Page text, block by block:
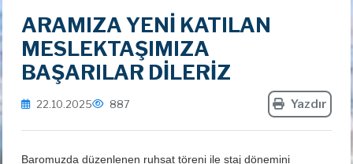
ARAMIZA YENİ KATILAN
MESLEKTAŞIMIZA
BAŞARILAR DİLERİZ
22.10.2025 887 Yazdır
Baromuzda düzenlenen ruhsat töreni ile staj dönemini